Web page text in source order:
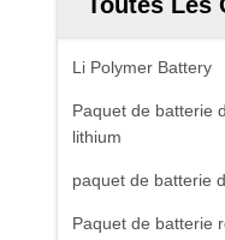
Li Polymer Battery
Paquet de batterie
lithium
paquet de batterie
Paquet de batterie